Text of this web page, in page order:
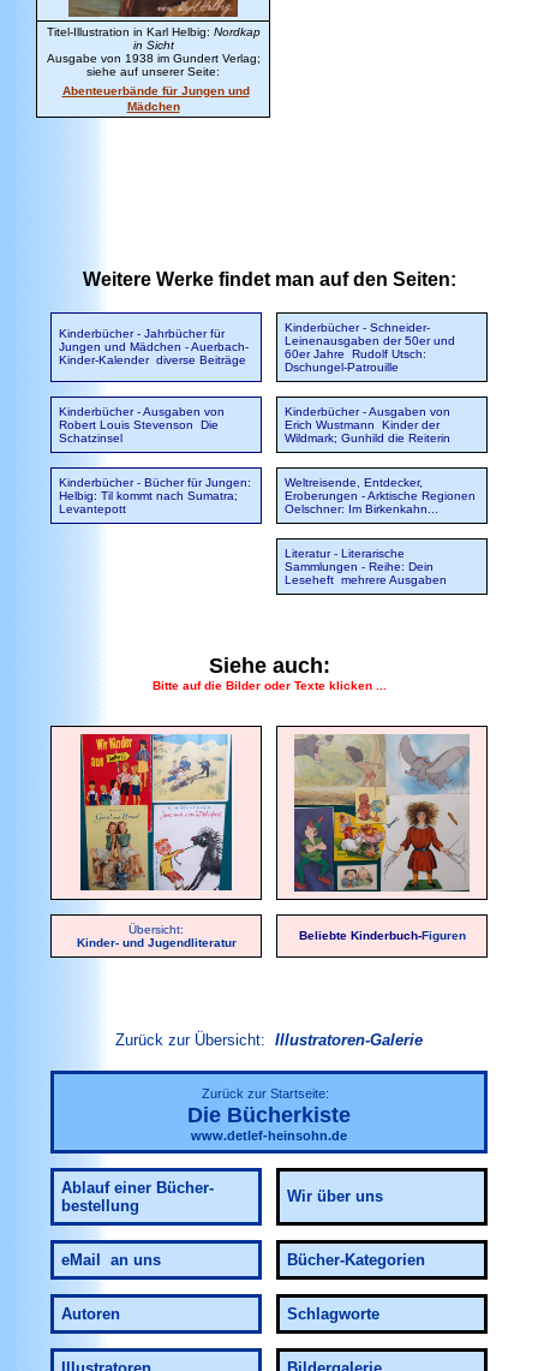
Titel-Illustration in Karl Helbig: Nordkap
in Sicht
Ausgabe von 1938 im Gundert Verlag;
siehe auf unserer Seite:
Abenteuerbände für Jungen und
Mädchen
Weitere Werke findet man auf den Seiten:
Kinderbücher - Jahrbücher für
Jungen und Mädchen - Auerbach-
Kinder-Kalenderdiverse Beiträge
Kinderbücher - Schneider-
Leinenausgaben der 50er und
60er Jahre Rudolf Utsch:
Dschungel-Patrouille
Kinderbücher - Ausgaben von
Robert Louis Stevenson Die
Schatzinsel
Kinderbücher - Ausgaben von
Erich Wustmann Kinder der
Wildmark; Gunhild die Reiterin
Kinderbücher - Bücher für Jungen:
Helbig: Til kommt nach Sumatra;
Levantepott
Weltreisende, Entdecker,
Eroberungen - Arktische Regionen
Oelschner: Im Birkenkahn...
Literatur - Literarische
Sammlungen - Reihe: Dein
Leseheft mehrere Ausgaben
Siehe auch:
Bitte auf die Bilder oder Texte klicken ...
Übersicht:
Kinder- und Jugendliteratur
Beliebte Kinderbuch-Figuren
Zurück zur Übersicht: Illustratoren-Galerie
Zurück zur Startseite:
Die Bücherkiste
www.detlef-heinsohn.de
Ablauf einer Bücher-
bestellung
Wir über uns
eMail an uns Bücher-Kategorien
Autoren Schlagworte